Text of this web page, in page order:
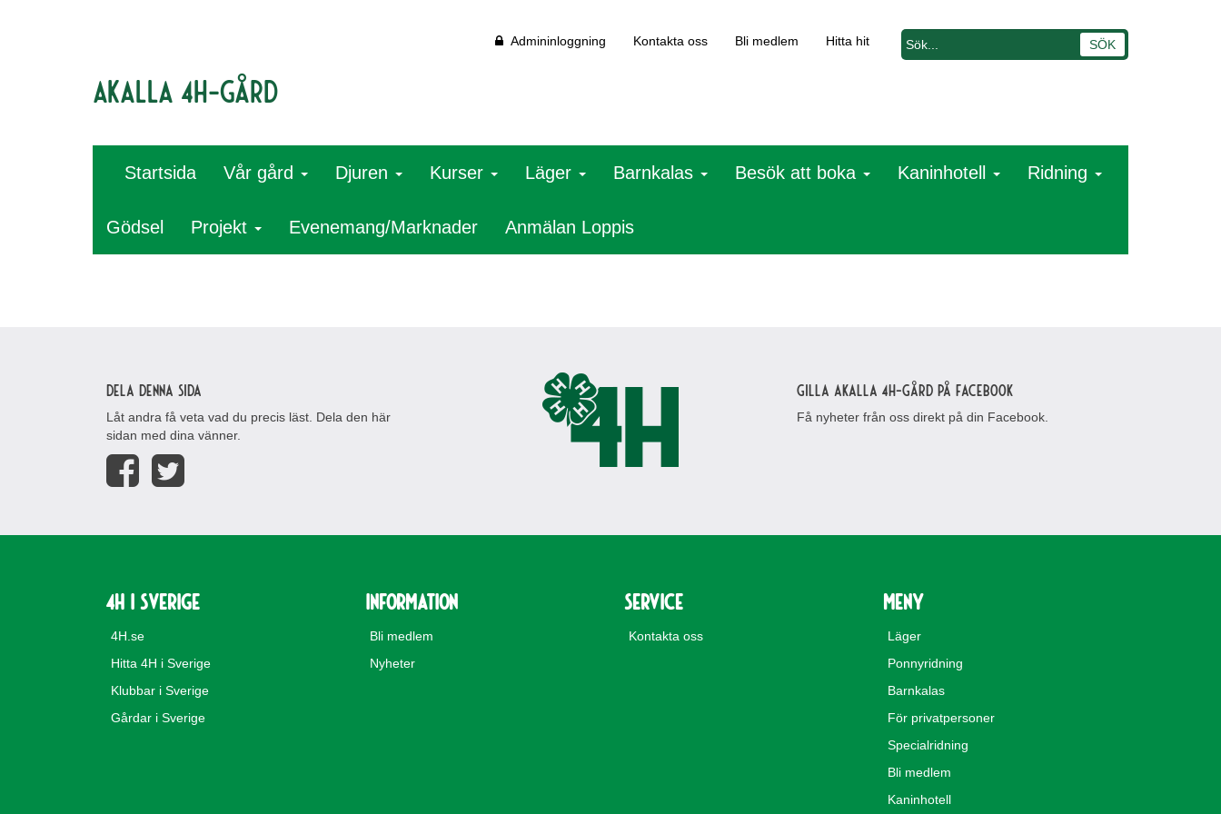
Akalla 4H-gård
Admininloggning Kontakta oss Bli medlem Hitta hit
Startsida Vår gård Djuren Kurser Läger Barnkalas Besök att boka Kaninhotell Ridning
Gödsel Projekt Evenemang/Marknader Anmälan Loppis
Dela denna sida
Låt andra få veta vad du precis läst. Dela den här
sidan med dina vänner.
Gilla Akalla 4H-gård på Facebook
Få nyheter från oss direkt på din Facebook.
4H i Sverige
4H.se
Hitta 4H i Sverige
Klubbar i Sverige
Gårdar i Sverige
Information
Bli medlem
Nyheter
Service
Kontakta oss
Meny
Läger
Ponnyridning
Barnkalas
För privatpersoner
Specialridning
Bli medlem
Kaninhotell